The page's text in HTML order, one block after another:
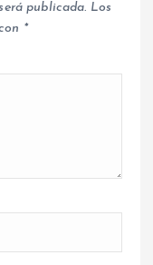
publicada. Los
*